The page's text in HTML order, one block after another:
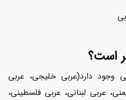
است؟
وجود دارد(عربی خلیجی، عربی
عربی لبنانی، عربی فلسطینی،